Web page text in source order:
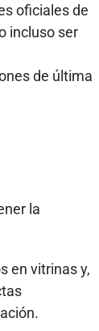
oficiales de
incluso ser
de última
la
en vitrinas y,